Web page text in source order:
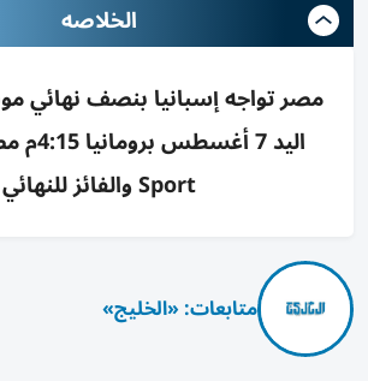
الخلاصه
مصر تواجه إسبانيا بنصف نهائي
Sport والفائز للنهائي
متابعات: «الخليج»